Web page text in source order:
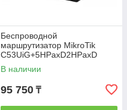
Беспроводной
маршрутизатор MikroTik
C53UiG+5HPaxD2HPaxD
В наличии
95 750 ₸